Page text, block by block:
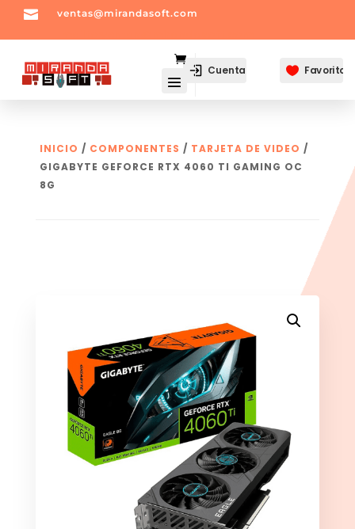
 ventas@mirandasoft.com
Cuenta  Favoritos
INICIO / COMPONENTES / TARJETA DE VIDEO /
GIGABYTE GEFORCE RTX 4060 TI GAMING OC
8G